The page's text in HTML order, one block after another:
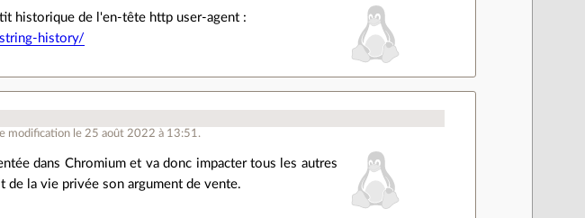
historique de l'en-tête http user-agent :
history/
modification le 25 août 2022 à 13:51.
dans Chromium et va donc impacter tous les autres
de la vie privée son argument de vente.